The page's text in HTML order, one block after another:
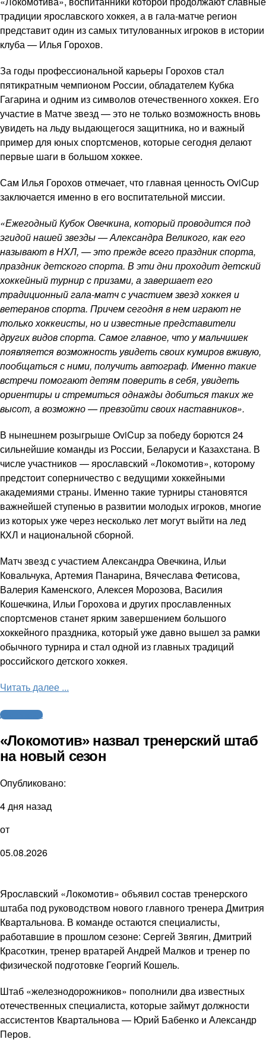
традиции ярославского хоккея, а в гала-матче регион
представит один из самых титулованных игроков в истории
клуба — Илья Горохов.
За годы профессиональной карьеры Горохов стал
пятикратным чемпионом России, обладателем Кубка
Гагарина и одним из символов отечественного хоккея. Его
участие в Матче звезд — это не только возможность вновь
увидеть на льду выдающегося защитника, но и важный
пример для юных спортсменов, которые сегодня делают
первые шаги в большом хоккее.
Сам Илья Горохов отмечает, что главная ценность OviCup
заключается именно в его воспитательной миссии.
«Ежегодный Кубок Овечкина, который проводится под
эгидой нашей звезды — Александра Великого, как его
называют в НХЛ, — это прежде всего праздник спорта,
праздник детского спорта. В эти дни проходит детский
хоккейный турнир с призами, а завершает его
традиционный гала-матч с участием звезд хоккея и
ветеранов спорта. Причем сегодня в нем играют не
только хоккеисты, но и известные представители
других видов спорта. Самое главное, что у мальчишек
появляется возможность увидеть своих кумиров вживую,
пообщаться с ними, получить автограф. Именно такие
встречи помогают детям поверить в себя, увидеть
ориентиры и стремиться однажды добиться таких же
высот, а возможно — превзойти своих наставников».
В нынешнем розыгрыше OviCup за победу борются 24
сильнейшие команды из России, Беларуси и Казахстана. В
числе участников — ярославский «Локомотив», которому
предстоит соперничество с ведущими хоккейными
академиями страны. Именно такие турниры становятся
важнейшей ступенью в развитии молодых игроков, многие
из которых уже через несколько лет могут выйти на лед
КХЛ и национальной сборной.
Матч звезд с участием Александра Овечкина, Ильи
Ковальчука, Артемия Панарина, Вячеслава Фетисова,
Валерия Каменского, Алексея Морозова, Василия
Кошечкина, Ильи Горохова и других прославленных
спортсменов станет ярким завершением большого
хоккейного праздника, который уже давно вышел за рамки
обычного турнира и стал одной из главных традиций
российского детского хоккея.
Читать далее ...
Другие виды
«Локомотив» назвал тренерский штаб
на новый сезон
Опубликовано:
4 дня назад
от
05.08.2026
Ярославский «Локомотив» объявил состав тренерского
штаба под руководством нового главного тренера Дмитрия
Квартальнова. В команде остаются специалисты,
работавшие в прошлом сезоне: Сергей Звягин, Дмитрий
Красоткин, тренер вратарей Андрей Малков и тренер по
физической подготовке Георгий Кошель.
Штаб «железнодорожников» пополнили два известных
отечественных специалиста, которые займут должности
ассистентов Квартальнова — Юрий Бабенко и Александр
Перов.